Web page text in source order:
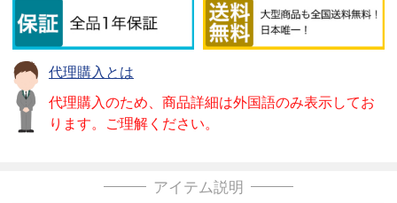
代理購入とは
代理購入のため、商品詳細は外国語のみ表示してお
ります。ご理解ください。
アイテム説明